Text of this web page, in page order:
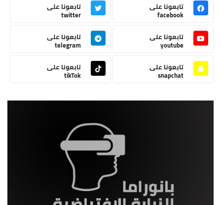
تابعونا على
facebook
تابعونا على
twitter
تابعونا على
youtube
تابعونا على
telegram
تابعونا على
snapchat
تابعونا على
tikTok